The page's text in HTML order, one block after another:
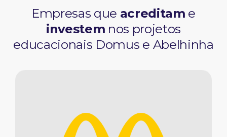
Empresas que acreditam e
investem nos projetos
educacionais Domus e Abelhinha